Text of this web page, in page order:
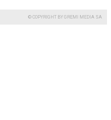
© COPYRIGHT BY GREMI MEDIA SA